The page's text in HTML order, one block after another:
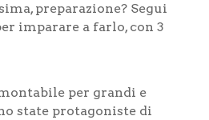
preparazione? Segui
imparare a farlo, con 3
per grandi e
state protagoniste di